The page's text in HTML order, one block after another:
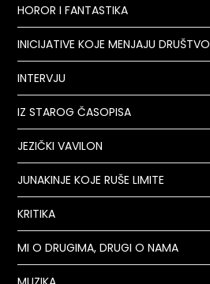
HOROR I FANTASTIKA
INICIJATIVE KOJE MENJAJU DRUŠTVO
INTERVJU
IZ STAROG ČASOPISA
JEZIČKI VAVILON
JUNAKINJE KOJE RUŠE LIMITE
KRITIKA
MI O DRUGIMA, DRUGI O NAMA